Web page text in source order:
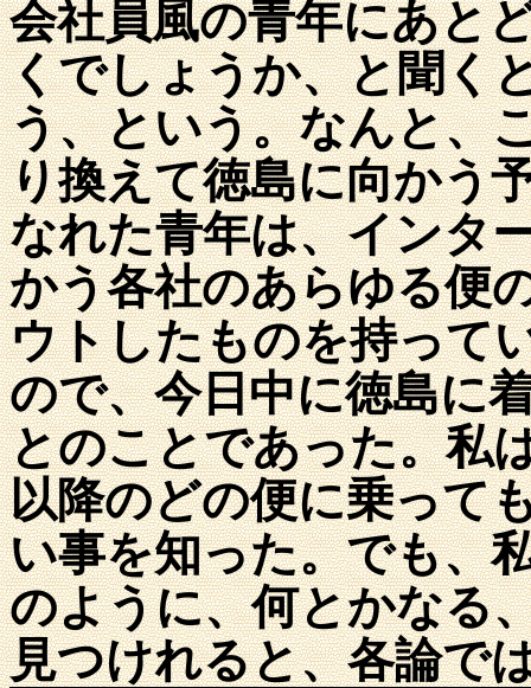
会社員風の青年にあと
くでしょうか、と聞く
う、という。なんと、
り換えて徳島に向かう
なれた青年は、インタ
かう各社のあらゆる便
ウトしたものを持って
ので、今日中に徳島に
とのことであった。私
以降のどの便に乗って
い事を知った。でも、
のように、何とかなる
見つけれると、各論で